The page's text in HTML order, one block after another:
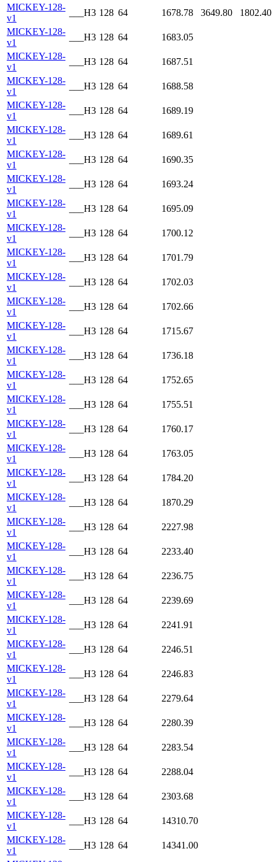
MICKEY-128-
v1
___H3 128 64 1678.78 3649.80
1802.40
MICKEY-128-
v1
___H3 128 64
1683.05
MICKEY-128-
v1
___H3 128 64
1687.51
MICKEY-128-
v1
___H3 128 64
1688.58
MICKEY-128-
v1
___H3 128 64
1689.19
MICKEY-128-
v1
___H3 128 64
1689.61
MICKEY-128-
v1
___H3 128 64
1690.35
MICKEY-128-
v1
___H3 128 64
1693.24
MICKEY-128-
v1
___H3 128 64
1695.09
MICKEY-128-
v1
___H3 128 64
1700.12
MICKEY-128-
v1
___H3 128 64
1701.79
MICKEY-128-
v1
___H3 128 64
1702.03
MICKEY-128-
v1
___H3 128 64
1702.66
MICKEY-128-
v1
___H3 128 64
1715.67
MICKEY-128-
v1
___H3 128 64
1736.18
MICKEY-128-
v1
___H3 128 64
1752.65
MICKEY-128-
v1
___H3 128 64
1755.51
MICKEY-128-
v1
___H3 128 64
1760.17
MICKEY-128-
v1
___H3 128 64
1763.05
MICKEY-128-
v1
___H3 128 64
1784.20
MICKEY-128-
v1
___H3 128 64
1870.29
MICKEY-128-
v1
___H3 128 64
2227.98
MICKEY-128-
v1
___H3 128 64
2233.40
MICKEY-128-
v1
___H3 128 64
2236.75
MICKEY-128-
v1
___H3 128 64
2239.69
MICKEY-128-
v1
___H3 128 64
2241.91
MICKEY-128-
v1
___H3 128 64
2246.51
MICKEY-128-
v1
___H3 128 64
2246.83
MICKEY-128-
v1
___H3 128 64
2279.64
MICKEY-128-
v1
___H3 128 64
2280.39
MICKEY-128-
v1
___H3 128 64
2283.54
MICKEY-128-
v1
___H3 128 64
2288.04
MICKEY-128-
v1
___H3 128 64
2303.68
MICKEY-128-
v1
___H3 128 64
14310.70
MICKEY-128-
v1
___H3 128 64
14341.00